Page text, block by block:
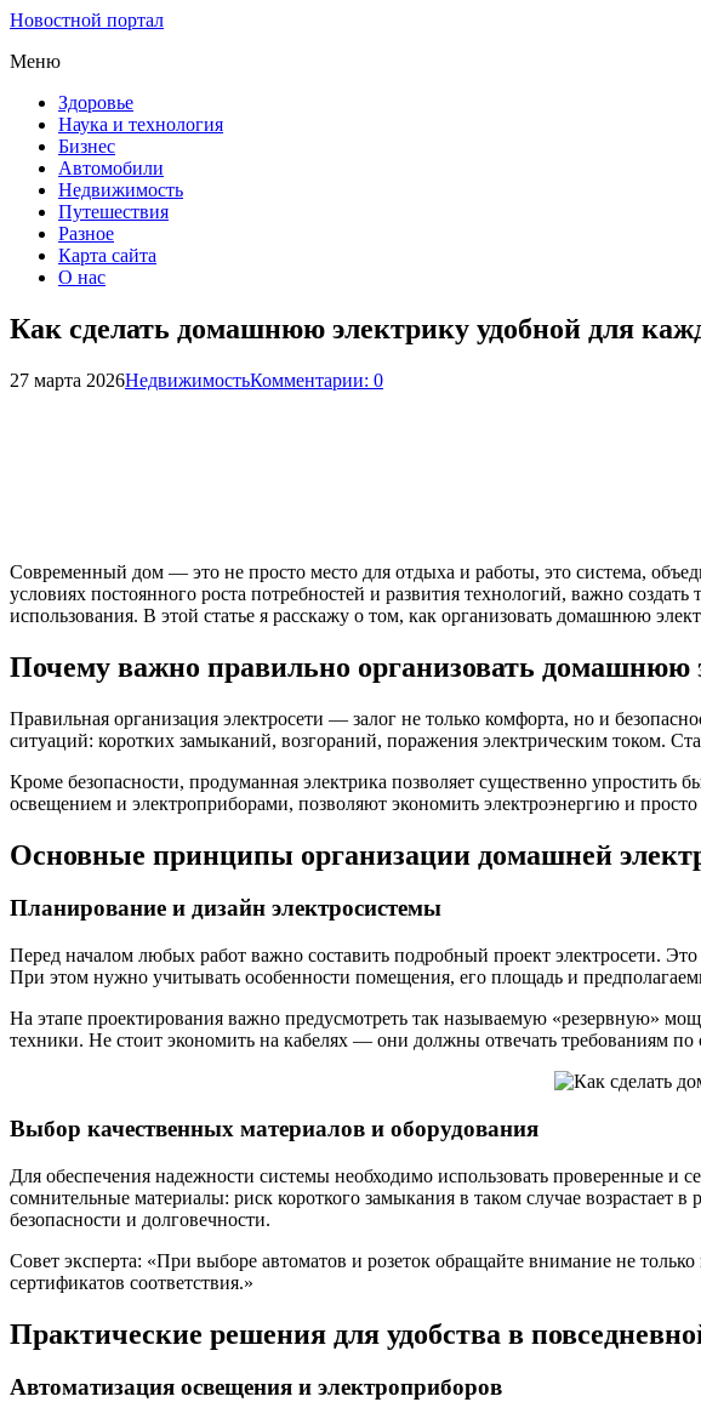
Новостной портал
Меню
Здоровье
Наука и технология
Бизнес
Автомобили
Недвижимость
Путешествия
Разное
Карта сайта
О нас
Как сделать домашнюю электрику удобной для
27 марта 2026НедвижимостьКомментарии: 0
Современный дом — это не просто место для отдыха и работы, это система,
условиях постоянного роста потребностей и развития технологий, важно
использования. В этой статье я расскажу о том, как организовать домашнюю
Почему важно правильно организовать домашнюю
Правильная организация электросети — залог не только комфорта, но и
ситуаций: коротких замыканий, возгораний, поражения электрическим током.
Кроме безопасности, продуманная электрика позволяет существенно
освещением и электроприборами, позволяют экономить электроэнергию и
Основные принципы организации домашней
Планирование и дизайн электросистемы
Перед началом любых работ важно составить подробный проект электросети.
При этом нужно учитывать особенности помещения, его площадь и
На этапе проектирования важно предусмотреть так называемую «резервную»
техники. Не стоит экономить на кабелях — они должны отвечать требованиям по
Выбор качественных материалов и оборудования
Для обеспечения надежности системы необходимо использовать проверенные и
сомнительные материалы: риск короткого замыкания в таком случае
безопасности и долговечности.
Совет эксперта: «При выборе автоматов и розеток обращайте внимание не
сертификатов соответствия.»
Практические решения для удобства в
Автоматизация освещения и электроприборов